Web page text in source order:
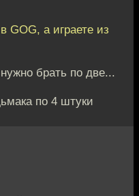
GOG, а играете из
брать по две...
по 4 штуки